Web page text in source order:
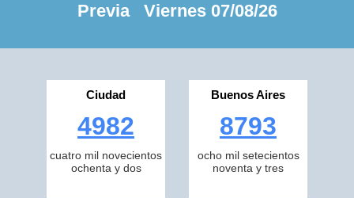
Previa Viernes 07/08/26
Ciudad
4982
cuatro mil novecientos
ochenta y dos
Buenos Aires
8793
ocho mil setecientos
noventa y tres